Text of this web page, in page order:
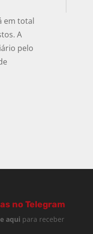
em total
A
pelo
no Telegram
aqui para receber